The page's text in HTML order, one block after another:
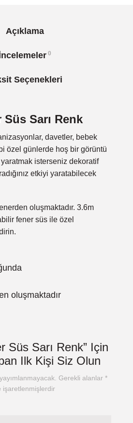
Açıklama
0
Seçenekleri
Süs Sarı Renk
davetler, bebek
özel günlerde hoş bir görüntü
isterseniz dekoratif
etkiyi yaratabilecek
oluşmaktadır. 3.6m
fener süs ile özel
oluşmaktadır
Süs Sarı Renk” Için
Ilk Kişi Siz Olun
Gerekli alanlar *
işaretlenmişlerdir